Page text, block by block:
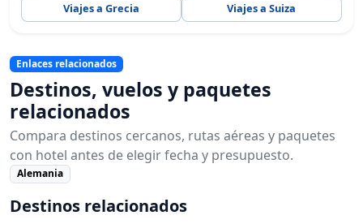
Viajes a Grecia
Viajes a Suiza
Enlaces relacionados
Destinos, vuelos y paquetes
relacionados
Compara destinos cercanos, rutas aéreas y paquetes
con hotel antes de elegir fecha y presupuesto.
Alemania
Destinos relacionados